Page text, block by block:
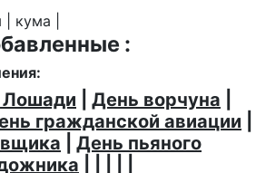
кума |
:
Лошади День ворчуна
гражданской авиации
День пьяного